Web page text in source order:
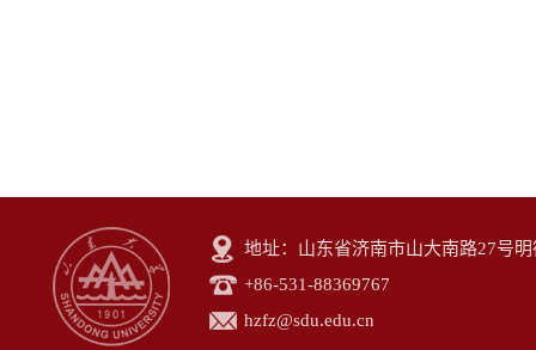
地址：山东省济南市山大南路27号
+86-531-88369767
hzfz@sdu.edu.cn